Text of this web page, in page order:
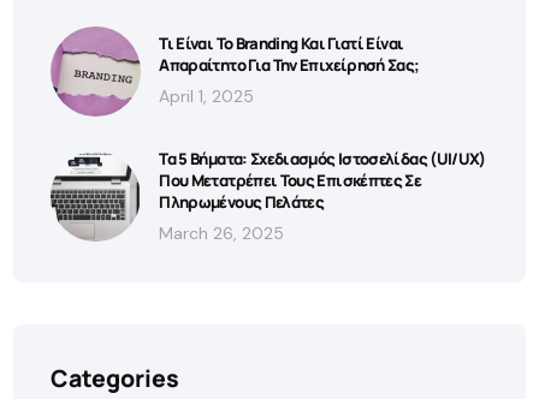
Τι Είναι Το Branding Και Γιατί Είναι
Απαραίτητο Για Την Επιχείρησή Σας;
April 1, 2025
Τα 5 Βήματα: Σχεδιασμός Ιστοσελίδας (UI/UX)
Που Μετατρέπει Τους Επισκέπτες Σε
Πληρωμένους Πελάτες
March 26, 2025
Categories